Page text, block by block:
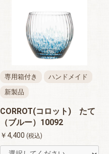
専用箱付き
ハンドメイド
新製品
CORROT(コロット) たて
（ブルー）10092
￥4,400 (税込)
カートへ進む